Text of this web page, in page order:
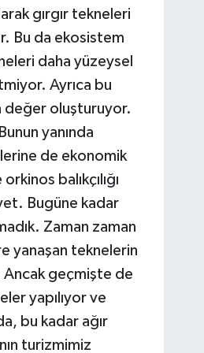
gırgır tekneleri
Bu da ekosistem
daha yüzeysel
Ayrıca bu
değer oluşturuyor.
yanında
de ekonomik
balıkçılığı
Bugüne kadar
Zaman zaman
yanaşan teknelerin
Ancak geçmişte de
yapılıyor ve
bu kadar ağır
turizmimiz